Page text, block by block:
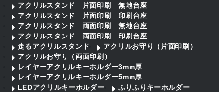
アクリルスタンド 片面印刷 無地台座
アクリルスタンド 片面印刷 印刷台座
アクリルスタンド 両面印刷 無地台座
アクリルスタンド 両面印刷 印刷台座
走るアクリルスタンド
アクリルお守り（片面印刷）
アクリルお守り（両面印刷）
レイヤーアクリルキーホルダー3mm厚
レイヤーアクリルキーホルダー5mm厚
LEDアクリルキーホルダー
ふりふりキーホルダー